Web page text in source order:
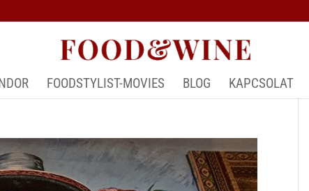
FOODSTYLIST-MOVIES BLOG KAPCSOLAT